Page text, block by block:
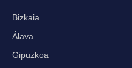
Bizkaia
Álava
Gipuzkoa